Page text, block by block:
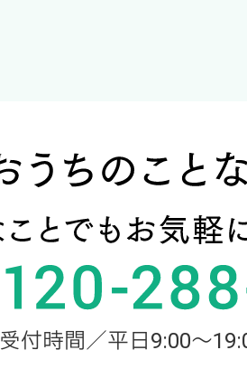
受付時間／平日9:00～